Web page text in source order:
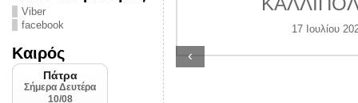
Viber
facebook
Καιρός
πόλη έρμαιο
2026
17 Ιουλίου
‹